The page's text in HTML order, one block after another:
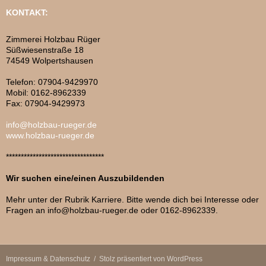
KONTAKT:
Zimmerei Holzbau Rüger
Süßwiesenstraße 18
74549 Wolpertshausen
Telefon: 07904-9429970
Mobil: 0162-8962339
Fax: 07904-9429973
info@holzbau-rueger.de
www.holzbau-rueger.de
*********************************
Wir suchen eine/einen Auszubildenden
Mehr unter der Rubrik Karriere. Bitte wende dich bei Interesse oder
Fragen an info@holzbau-rueger.de oder 0162-8962339.
Impressum & Datenschutz Stolz präsentiert von WordPress